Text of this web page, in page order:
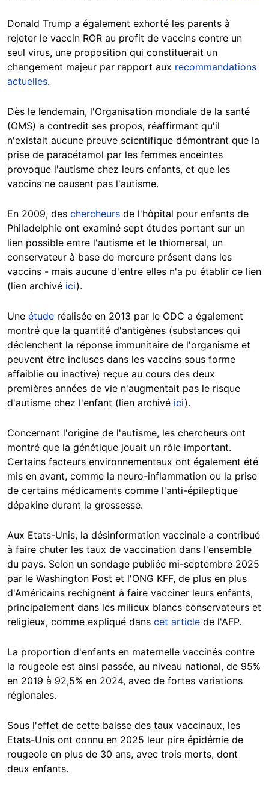
Donald Trump a également exhorté les parents à
rejeter le vaccin ROR au profit de vaccins contre un
seul virus, une proposition qui constituerait un
changement majeur par rapport aux recommandations
actuelles.
Dès le lendemain, l'Organisation mondiale de la santé
(OMS) a contredit ses propos, réaffirmant qu'il
n'existait aucune preuve scientifique démontrant que la
prise de paracétamol par les femmes enceintes
provoque l'autisme chez leurs enfants, et que les
vaccins ne causent pas l'autisme.
En 2009, des chercheurs de l'hôpital pour enfants de
Philadelphie ont examiné sept études portant sur un
lien possible entre l'autisme et le thiomersal, un
conservateur à base de mercure présent dans les
vaccins - mais aucune d'entre elles n'a pu établir ce lien
(lien archivé ici).
Une étude réalisée en 2013 par le CDC a également
montré que la quantité d'antigènes (substances qui
déclenchent la réponse immunitaire de l'organisme et
peuvent être incluses dans les vaccins sous forme
affaiblie ou inactive) reçue au cours des deux
premières années de vie n'augmentait pas le risque
d'autisme chez l'enfant (lien archivé ici).
Concernant l'origine de l'autisme, les chercheurs ont
montré que la génétique jouait un rôle important.
Certains facteurs environnementaux ont également été
mis en avant, comme la neuro-inflammation ou la prise
de certains médicaments comme l'anti-épileptique
dépakine durant la grossesse.
Aux Etats-Unis, la désinformation vaccinale a contribué
à faire chuter les taux de vaccination dans l'ensemble
du pays. Selon un sondage publiée mi-septembre 2025
par le Washington Post et l'ONG KFF, de plus en plus
d'Américains rechignent à faire vacciner leurs enfants,
principalement dans les milieux blancs conservateurs et
religieux, comme expliqué dans cet article de l'AFP.
La proportion d'enfants en maternelle vaccinés contre
la rougeole est ainsi passée, au niveau national, de 95%
en 2019 à 92,5% en 2024, avec de fortes variations
régionales.
Sous l'effet de cette baisse des taux vaccinaux, les
Etats-Unis ont connu en 2025 leur pire épidémie de
rougeole en plus de 30 ans, avec trois morts, dont
deux enfants.